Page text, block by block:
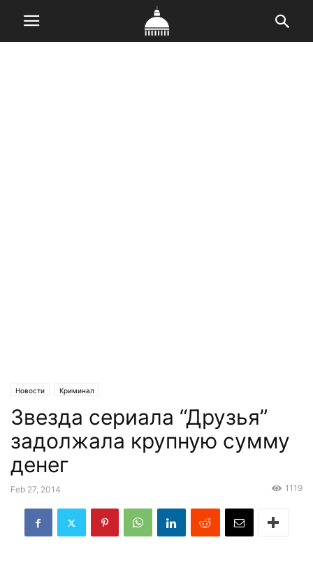
Новости Криминал
Звезда сериала “Друзья”
задолжала крупную сумму
денег
Feb 27, 2014 1119